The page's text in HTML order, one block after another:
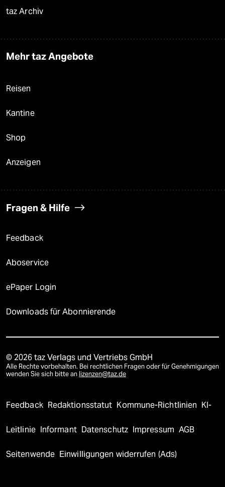
taz Archiv
Mehr taz Angebote
Reisen
Kantine
Shop
Anzeigen
Fragen & Hilfe
Feedback
Aboservice
ePaper Login
Downloads für Abonnierende
© 2026 taz Verlags und Vertriebs GmbH
Alle Rechte vorbehalten. Bei rechtlichen Fragen oder für Genehmigungen
wenden Sie sich bitte an lizenzen@taz.de
Feedback Redaktionsstatut Kommune-Richtlinien KI-
Leitlinie Informant Datenschutz Impressum AGB
Seitenwende Einwilligungen widerrufen (Ads)